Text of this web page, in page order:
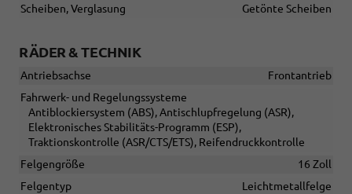
Scheiben, Verglasung
Getönte Scheiben
RÄDER & TECHNIK
Antriebsachse
Frontantrieb
Fahrwerk- und Regelungssysteme
Antiblockiersystem (ABS), Antischlupfregelung (ASR),
Elektronisches Stabilitäts-Programm (ESP),
Traktionskontrolle (ASR/CTS/ETS), Reifendruckkontrolle
Felgengröße
16 Zoll
Felgentyp
Leichtmetallfelge